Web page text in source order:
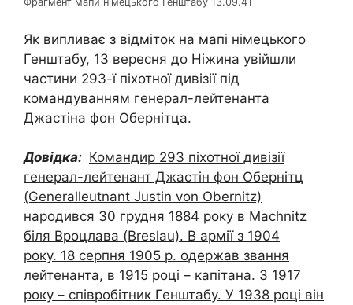
Як випливає з відміток на мапі німецького
Генштабу, 13 вересня до Ніжина увійшли
частини 293-ї піхотної дивізії під
командуванням генерал-лейтенанта
Джастіна фон Обернітца.
Довідка: Командир 293 піхотної дивізії
генерал-лейтенант Джастін фон Обернітц
(Generalleutnant Justin von Obernitz)
народився 30 грудня 1884 року в Machnitz
біля Вроцлава (Breslau). В армії з 1904
року. 18 серпня 1905 р. одержав звання
лейтенанта, в 1915 році – капітана. З 1917
року – співробітник Генштабу. У 1938 році він